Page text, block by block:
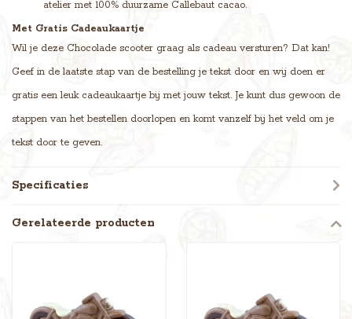
atelier met 100% duurzame Callebaut cacao.
Met Gratis Cadeaukaartje
Wil je deze Chocolade scooter graag als cadeau versturen? Dat kan!
Geef in de laatste stap van de bestelling je tekst door en wij doen er
gratis een leuk cadeaukaartje bij met jouw tekst. Je kunt dus gewoon de
stappen van het bestellen doorlopen en komt vanzelf bij het veld om je
tekst door te geven.
Specificaties
Gerelateerde producten